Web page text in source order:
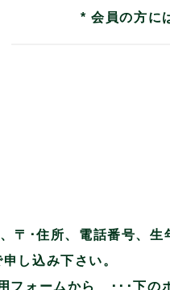
* 会員の方に
〒･住所、電話番号、
し込み下さい。
ォームから ･･･下の